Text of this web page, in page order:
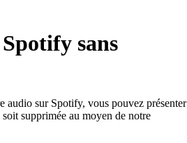
sans
audio sur Spotify, vous pouvez présenter
supprimée au moyen de notre